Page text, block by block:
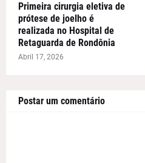
Primeira cirurgia eletiva de
prótese de joelho é
realizada no Hospital de
Retaguarda de Rondônia
Abril 17, 2026
Postar um comentário